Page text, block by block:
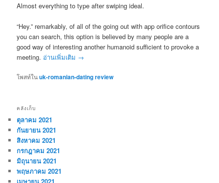
Almost everything to type after swiping ideal.
“Hey.” remarkably, of all of the going out with app orifice contours
you can search, this option is believed by many people are a
good way of interesting another humanoid sufficient to provoke a
meeting. อ่านเพิ่มเติม →
โพสท์ในuk-romanian-dating review
คลังเก็บ
ตุลาคม 2021
กันยายน 2021
สิงหาคม 2021
กรกฎาคม 2021
มิถุนายน 2021
พฤษภาคม 2021